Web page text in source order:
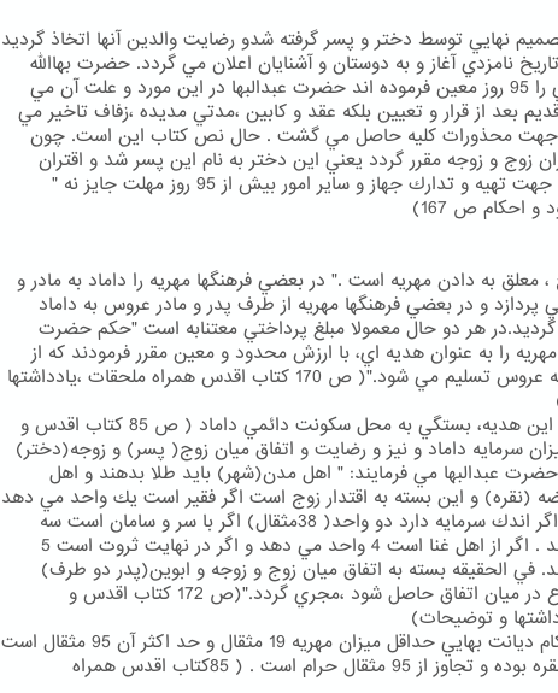
نهايي توسط دختر و پسر گرفته شدو رضايت والدين آنها اتخاذ گرديد
نامزدي آغاز و به دوستان و آشنايان اعلان مي گردد. حضرت بهاالله
دوران نامزدي را 95 روز معين فرموده اند حضرت عبدالبها در اين مورد و علت آن مي
بعد از قرار و تعيين بلكه عقد و كابين ،مدتي مديده ،زفاف تاخير مي
جهت محذورات كليه حاصل مي گشت . حال نص كتاب اين است. چون
زوج و زوجه مقرر گردد يعني اين دختر به نام اين پسر شد و اقتران
قطعي شد،به جهت تهيه و تدارك جهاز و ساير امور بيش از 95 روز مهلت جايز نه "
احكام ص 167)
معلق به دادن مهريه است ." در بعضي فرهنگها مهريه را داماد به مادر و
و در بعضي فرهنگها مهريه از طرف پدر و مادر عروس به داماد
هر دو حال معمولا مبلغ پرداختي معتنابه است "حكم حضرت
" مهريه را به عنوان هديه اي، با ارزش محدود و معين مقرر فرمودند كه از
طرف داماد به عروس تسليم مي شود."( ص 170 كتاب اقدس همراه ملحقات ،يادداشتها
ميزان ارزشي اين هديه، بستگي به محل سكونت دائمي داماد ( ص 85 كتاب اقدس و
سرمايه داماد و نيز و رضايت و اتفاق ميان زوج( پسر) و زوجه(دختر)
حضرت عبدالبها مي فرمايند: " اهل مدن(شهر) بايد طلا بدهند و اهل
(نقره) و اين بسته به اقتدار زوج است اگر فقير است يك واحد مي دهد
( 19 مثقال) اگر اندك سرمايه دارد دو واحد( 38مثقال) اگر با سر و سامان است سه
واحد مي دهد . اگر از اهل غنا است 4 واحد مي دهد و اگر در نهايت ثروت است 5
في الحقيقه بسته به اتفاق ميان زوج و زوجه و ابوين(پدر دو طرف)
است . هر نوع در ميان اتفاق حاصل شود ،مجري گردد."(ص 172 كتاب اقدس و
و توضيحات)
بر اساس احكام ديانت بهايي حداقل ميزان مهريه 19 مثقال و حد اكثر آن 95 مثقال است
كه از طلا يا نقره بوده و تجاوز از 95 مثقال حرام است . ( 85كتاب اقدس همراه